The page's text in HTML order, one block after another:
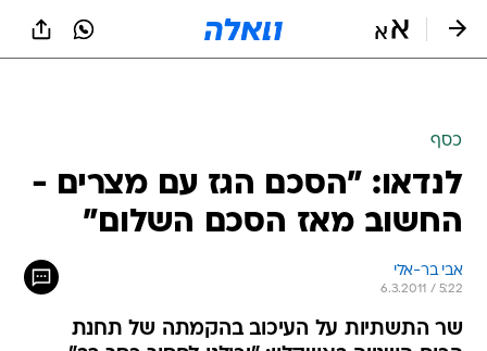
לנדאו: "הסכם הגז עם מצרים -
החשוב מאז הסכם השלום"
אבי בר-אלי
6.3.2011 / 5:22
שר התשתיות על העיכוב בהקמתה של תחנת